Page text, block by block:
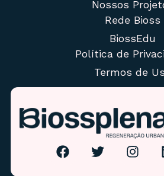
Nossos
Rede Bioss
BiossEdu
Política de
Termos de